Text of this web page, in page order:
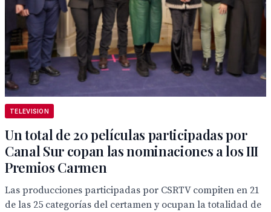
TELEVISION
Un total de 20 películas participadas por
Canal Sur copan las nominaciones a los III
Premios Carmen
Las producciones participadas por CSRTV compiten en 21
de las 25 categorías del certamen y ocupan la totalidad de